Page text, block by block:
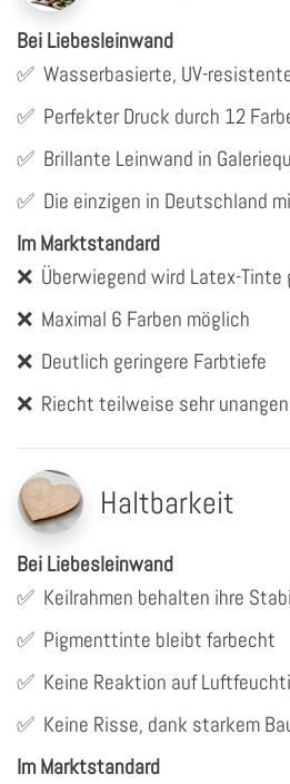
Bei Liebesleinwand
✅ Wasserbasierte, UV-
✅ Perfekter Druck durch 12
✅ Brillante Leinwand in
✅ Die einzigen in Deutschland
Im Marktstandard
❌ Überwiegend wird Latex-
❌ Maximal 6 Farben möglich
❌ Deutlich geringere Farbtiefe
❌ Riecht teilweise sehr
Haltbarkeit
Bei Liebesleinwand
✅ Keilrahmen behalten ihre
✅ Pigmenttinte bleibt farbecht
✅ Keine Reaktion auf
✅ Keine Risse, dank starkem
Im Marktstandard